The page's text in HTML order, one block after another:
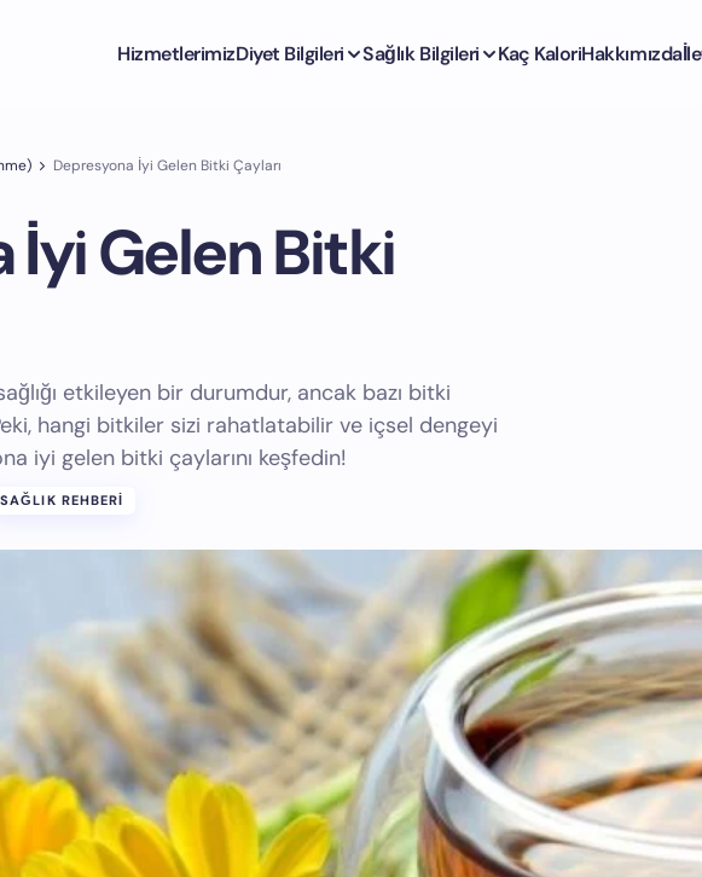
HizmetlerimizDiyet Bilgileri Sağlık Bilgileri Kaç KaloriHakkımızda
Depresyona İyi Gelen Bitki Çayları
İyi Gelen Bitki
etkileyen bir durumdur, ancak bazı bitki
hangi bitkiler sizi rahatlatabilir ve içsel dengeyi
iyi gelen bitki çaylarını keşfedin!
SAĞLIK REHBERI